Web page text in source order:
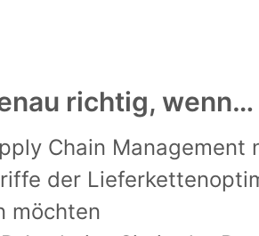
richtig, wenn…
Chain Management
der
möchten